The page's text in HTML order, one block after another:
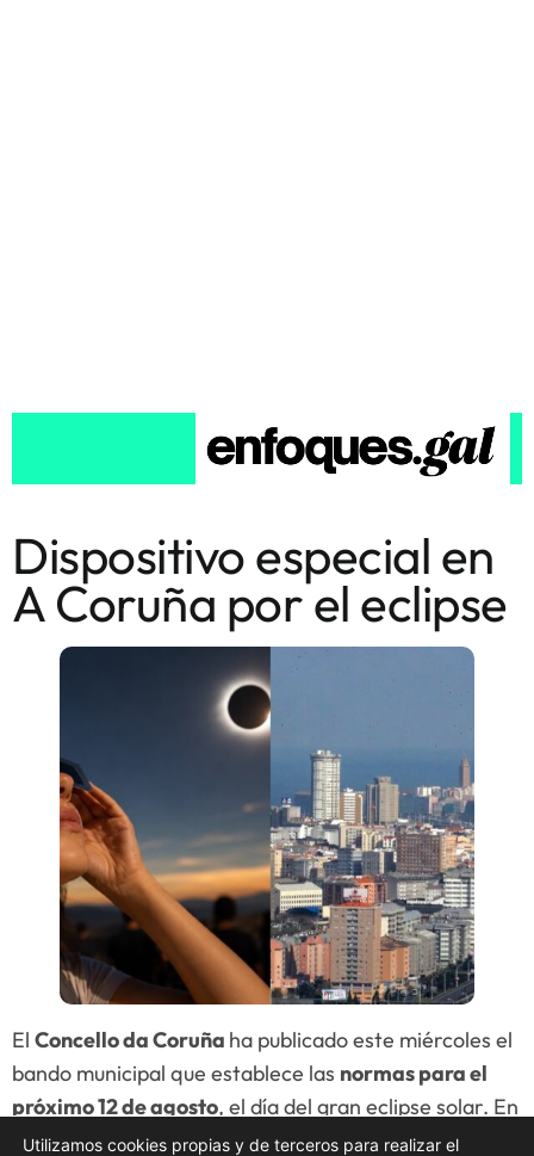
Dispositivo especial en
A Coruña por el eclipse
El Concello da Coruña ha publicado este miércoles el
bando municipal que establece las normas para el
próximo 12 de agosto, el día del gran eclipse solar. En
este documento se detallan todas lasrestricciones
Utilizamos cookies propias y de terceros para realizar el